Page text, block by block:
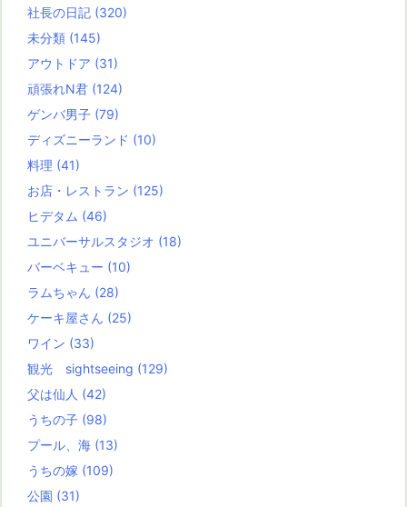
社長の日記 (320)
未分類 (145)
アウトドア (31)
頑張れN君 (124)
ゲンバ男子 (79)
ディズニーランド (10)
料理 (41)
お店・レストラン (125)
ヒデタム (46)
ユニバーサルスタジオ (18)
バーベキュー (10)
ラムちゃん (28)
ケーキ屋さん (25)
ワイン (33)
観光 sightseeing (129)
父は仙人 (42)
うちの子 (98)
プール、海 (13)
うちの嫁 (109)
公園 (31)